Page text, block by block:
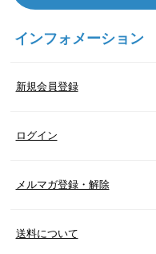
インフォメーション
新規会員登録
ログイン
メルマガ登録・解除
送料について